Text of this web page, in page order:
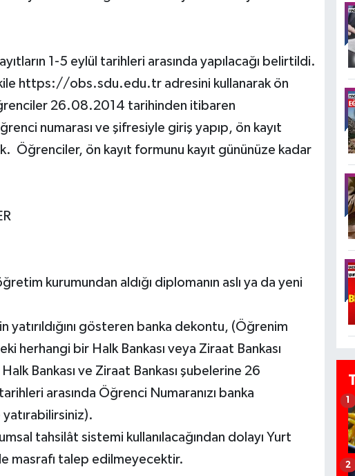
1-5 eylül tarihleri arasında yapılacağı belirtildi.
https://obs.sdu.edu.tr adresini kullanarak ön
26.08.2014 tarihinden itibaren
numarası ve şifresiyle giriş yapıp, ön kayıt
Öğrenciler, ön kayıt formunu kayıt gününüze kadar
kurumundan aldığı diplomanın aslı ya da yeni
gösteren banka dekontu, (Öğrenim
herhangi bir Halk Bankası veya Ziraat Bankası
Bankası ve Ziraat Bankası şubelerine 26
arasında Öğrenci Numaranızı banka
tahsilât sistemi kullanılacağından dolayı Yurt
masrafı talep edilmeyecektir.
2